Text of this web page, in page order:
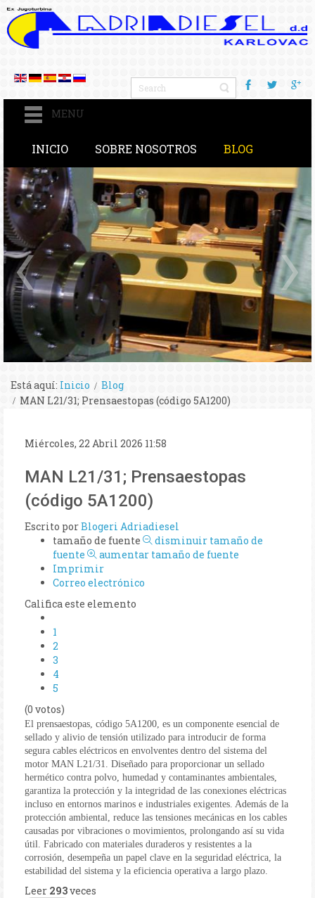
MENU
INICIO SOBRE NOSOTROS BLOG
Está aquí: Inicio
Blog
MAN L21/31; Prensaestopas (código 5A1200)
Miércoles, 22 Abril 2026 11:58
MAN L21/31; Prensaestopas
(código 5A1200)
Escrito porBlogeri Adriadiesel
tamaño de fuente
disminuir tamaño de
fuente
aumentar tamaño de fuente
Imprimir
Correo electrónico
Califica este elemento
1
2
3
4
5
(0 votos)
El prensaestopas, código 5A1200, es un componente esencial de
sellado y alivio de tensión utilizado para introducir de forma
segura cables eléctricos en envolventes dentro del sistema del
motor MAN L21/31. Diseñado para proporcionar un sellado
hermético contra polvo, humedad y contaminantes ambientales,
garantiza la protección y la integridad de las conexiones eléctricas
incluso en entornos marinos e industriales exigentes. Además de la
protección ambiental, reduce las tensiones mecánicas en los cables
causadas por vibraciones o movimientos, prolongando así su vida
útil. Fabricado con materiales duraderos y resistentes a la
corrosión, desempeña un papel clave en la seguridad eléctrica, la
estabilidad del sistema y la eficiencia operativa a largo plazo.
Leer 293veces